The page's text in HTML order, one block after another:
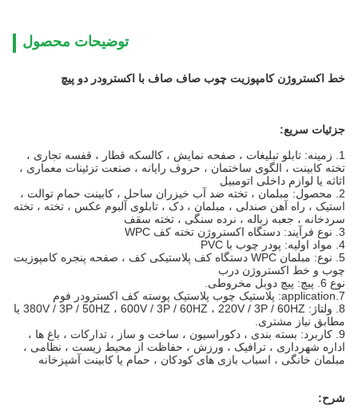
توضیحات محصول
خط اکستروژن کامپوزیت چوب صاف صاف با اکسترودر دو پیچ
جزئیات سریع:
1. زمینه: تابلو تبلیغات ، صفحه نمایش ، کالسکه قطار ، قفسه تجاری ،
تخته کابینت ، الگوی ساختمان ، حروف رایانه ، صنعت تزئینات معماری ،
اثاثه یا لوازم داخلی اتومبیل
2. محصول: مبلمان ، تخته ضد آب خیزران ساحل ، کابینت حمام توالت ،
استیک ، راه آهن صندلی ، مبلمان ، دک ، تابلوی آلبوم عکس ، تخته ، تخته
سردخانه ، جعبه زباله ، نرده سنگی ، تخته سقف
3. نوع فرآیند: دستگاه اکستروژن تخته کف WPC
4. مواد اولیه: پودر چوب با PVC
5. نوع: مبلمان WPC دستگاه کف پلاستیکی کف ، صفحه پنجره کامپوزیت
چوب و خط اکستروژن درب
نوع 6. پیچ: پیچ دوبل مخروطی.
7.application: پلاستیک چوب پلاستیک پوسته کف اکسترودر فوم
8. ولتاژ: 380V / 3P / 50HZ ، 600V / 3P / 60HZ ، 220V / 3P / 60HZ یا
مطابق نیاز مشتری.
9. کاربرد: بسته بندی ، دکوراسیون ، ساخت و ساز ، تدارکات ، باغ ها ،
اداره شهرداری ، ترافیک ، ورزش ، حفاظت از محیط زیست ، نظامی ،
مبلمان خانگی ، اسباب بازی های کودکان ، حمام یا کابینت آشپزخانه
شرح: